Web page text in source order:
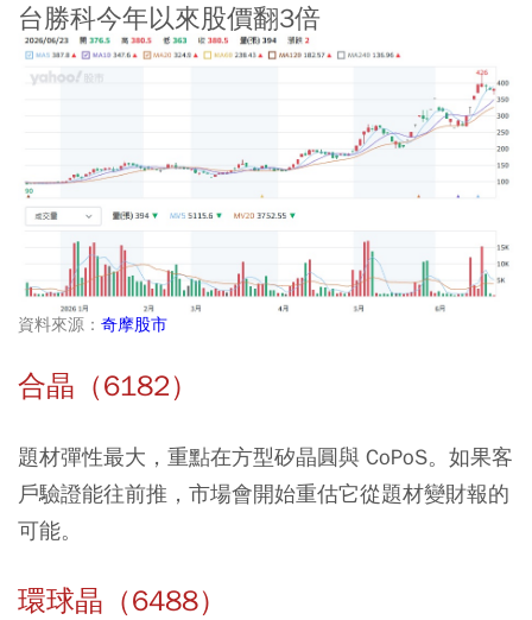
台勝科今年以來股價翻3倍
資料來源： 奇摩股市
合晶（6182）
題材彈性最大，重點在方型矽晶圓與 CoPoS。如果客
戶驗證能往前推，市場會開始重估它從題材變財報的
可能。
環球晶（6488）